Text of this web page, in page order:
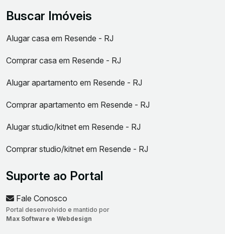
Buscar Imóveis
Alugar casa em Resende - RJ
Comprar casa em Resende - RJ
Alugar apartamento em Resende - RJ
Comprar apartamento em Resende - RJ
Alugar studio/kitnet em Resende - RJ
Comprar studio/kitnet em Resende - RJ
Suporte ao Portal
Fale Conosco
Portal desenvolvido e mantido por
Max Software e Webdesign